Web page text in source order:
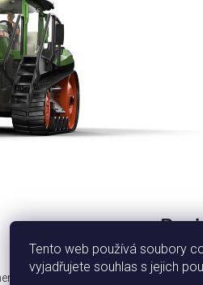
Tento web používá soubory
vyjadřujete souhlas s jejich
špičkového výkonu. Jako absolutní